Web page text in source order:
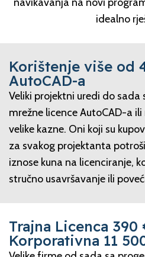
idealno
Korištenje više od
AutoCAD-a
Veliki projektni uredi do sada
mrežne licence AutoCAD-a
velike kazne. Oni koji su
za svakog projektanta
iznose kuna na licenciranje,
stručno usavršavanje ili
Trajna Licenca 390
Korporativna 11